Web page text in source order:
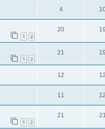
4
1 2
20
1 2
21
12
11
1 2
21